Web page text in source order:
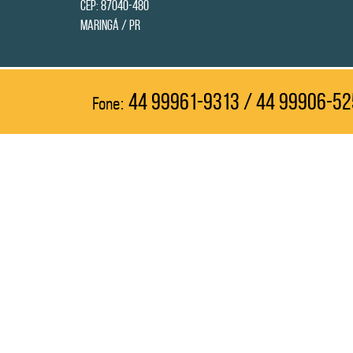
CEP: 87040-480
Maringá / PR
Fone: 44 99961-9313 / 44 99906-